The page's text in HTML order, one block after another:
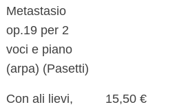
Metastasio
op.19 per 2
voci e piano
(arpa) (Pasetti)
Con ali lievi,
15,50 €